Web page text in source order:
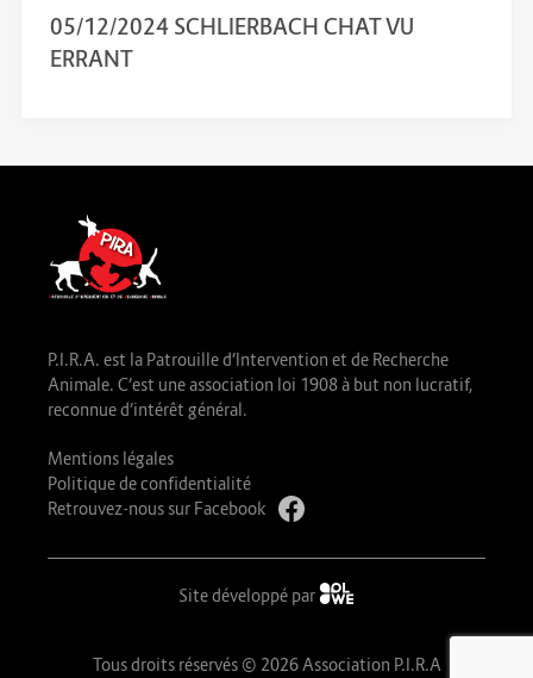
05/12/2024 SCHLIERBACH CHAT VU
ERRANT
P.I.R.A. est la Patrouille d’Intervention et de Recherche
Animale. C’est une association loi 1908 à but non lucratif,
reconnue d’intérêt général.
Mentions légales
Politique de confidentialité
Retrouvez-nous sur Facebook
Site développé par
Tous droits réservés © 2026 Association P.I.R.A